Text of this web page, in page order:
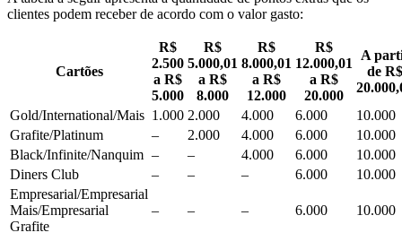
clientes podem receber de acordo com o valor gasto:
Cartões
R$
2.500
a R$
5.000
R$
5.000,01
a R$
8.000
R$
8.000,01
a R$
12.000
R$
12.000,01
a R$
20.000
A
de R$
Gold/International/Mais 1.000 2.000 4.000 6.000
10.000
Grafite/Platinum
– 2.000 4.000 6.000
10.000
Black/Infinite/Nanquim – – 4.000 6.000
10.000
Diners Club
– – – 6.000
10.000
Empresarial/Empresarial
Mais/Empresarial
Grafite
– – – 6.000 10.000